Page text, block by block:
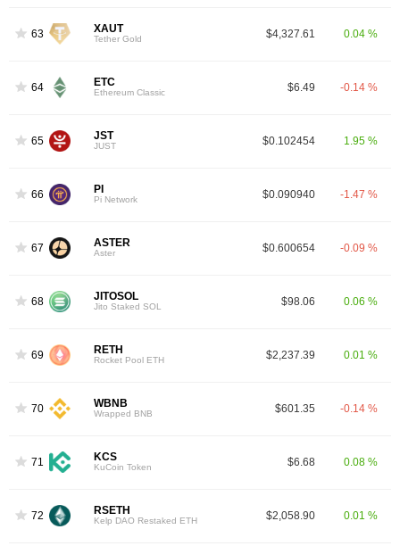
63 XAUT
Tether Gold $4,327.61 0.04 %
64 ETC
Ethereum Classic $6.49 -0.14 %
65 JST
JUST $0.102454 1.95 %
66 PI
Pi Network $0.090940 -1.47 %
67 ASTER
Aster $0.600654 -0.09 %
68 JITOSOL
Jito Staked SOL $98.06 0.06 %
69 RETH
Rocket Pool ETH $2,237.39 0.01 %
70 WBNB
Wrapped BNB $601.35 -0.14 %
71 KCS
KuCoin Token $6.68 0.08 %
72 RSETH
Kelp DAO Restaked ETH $2,058.90 0.01 %